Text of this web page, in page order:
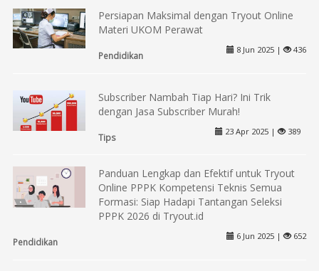
Persiapan Maksimal dengan Tryout Online
Materi UKOM Perawat
Pendidikan
8 Jun 2025 | 436
Subscriber Nambah Tiap Hari? Ini Trik
dengan Jasa Subscriber Murah!
Tips
23 Apr 2025 | 389
Panduan Lengkap dan Efektif untuk Tryout
Online PPPK Kompetensi Teknis Semua
Formasi: Siap Hadapi Tantangan Seleksi
PPPK 2026 di Tryout.id
Pendidikan
6 Jun 2025 | 652